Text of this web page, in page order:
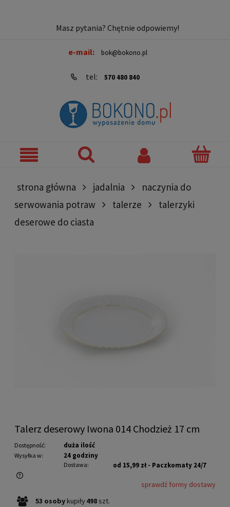
Masz pytania? Chętnie odpowiemy!
e-mail: bok@bokono.pl
tel: 570 480 840
strona główna jadalnia
naczynia do
serwowania potraw
talerze
talerzyki
deserowe do ciasta
Talerz deserowy Iwona 014 Chodzież 17 cm
Dostępność: duża ilość
Wysyłka w: 24 godziny
Dostawa: od 15,99 zł - Paczkomaty 24/7
Cena nie zawiera ewentualnych kosztów płatności
sprawdź formy dostawy
53 osoby kupiły 498 szt.